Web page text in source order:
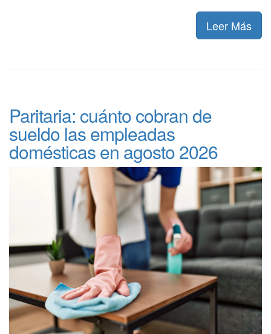
Leer Más
Paritaria: cuánto cobran de
sueldo las empleadas
domésticas en agosto 2026